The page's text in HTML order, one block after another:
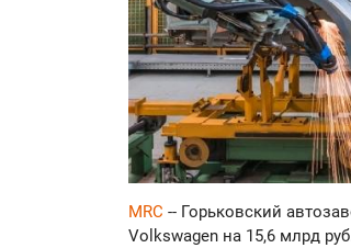
MRC -- Горьковский
Volkswagen на 15,6 млрд